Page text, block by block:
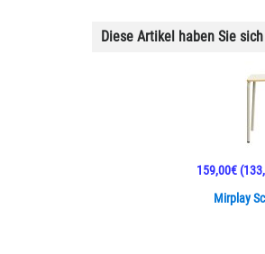
Diese Artikel haben Sie
Mirplay
159,00€